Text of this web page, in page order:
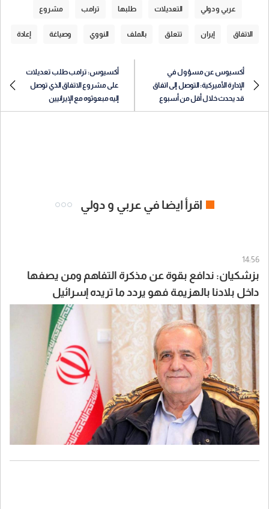
عربي و دولي التعديلات طلبها ترامب مشروع
الاتفاق إيران تتعلق بالملف النووي وصياغة إعادة
أكسيوس عن مسؤول في
الإدارة الأميركية: التوصل إلى اتفاق
قد يحدث خلال أقل من أسبوع
أكسيوس: ترامب طلب تعديلات
على مشروع الاتفاق الذي توصل
إليه مبعوثوه مع الإيرانيين
اقرأ ايضا في عربي و دولي
14:56
بزشكيان: ندافع بقوة عن مذكرة التفاهم ومن يصفها
داخل بلادنا بالهزيمة فهو يردد ما تريده إسرائيل